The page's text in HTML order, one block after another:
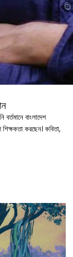
বর্তমানে বাংলাদেশ
করছেন। কবিতা,